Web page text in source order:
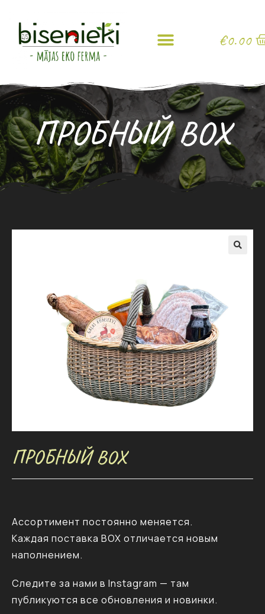
€0.00
ПРОБНЫЙ BOX
ПРОБНЫЙ BOX
Ассортимент постоянно меняется.
Каждая поставка BOX отличается новым
наполнением.
Следите за нами в Instagram — там
публикуются все обновления и новинки.